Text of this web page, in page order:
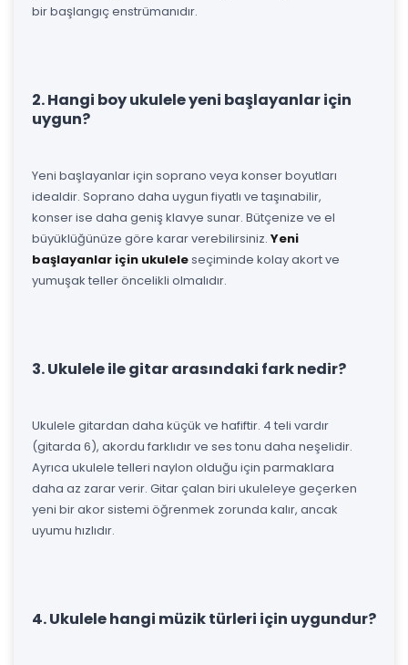
bir başlangıç enstrümanıdır.
2. Hangi boy ukulele yeni başlayanlar için
uygun?
Yeni başlayanlar için soprano veya konser boyutları
idealdir. Soprano daha uygun fiyatlı ve taşınabilir,
konser ise daha geniş klavye sunar. Bütçenize ve el
büyüklüğünüze göre karar verebilirsiniz. Yeni
başlayanlar için ukuleleseçiminde kolay akort ve
yumuşak teller öncelikli olmalıdır.
3. Ukulele ile gitar arasındaki fark nedir?
Ukulele gitardan daha küçük ve hafiftir. 4 teli vardır
(gitarda 6), akordu farklıdır ve ses tonu daha neşelidir.
Ayrıca ukulele telleri naylon olduğu için parmaklara
daha az zarar verir. Gitar çalan biri ukuleleye geçerken
yeni bir akor sistemi öğrenmek zorunda kalır, ancak
uyumu hızlıdır.
4. Ukulele hangi müzik türleri için uygundur?